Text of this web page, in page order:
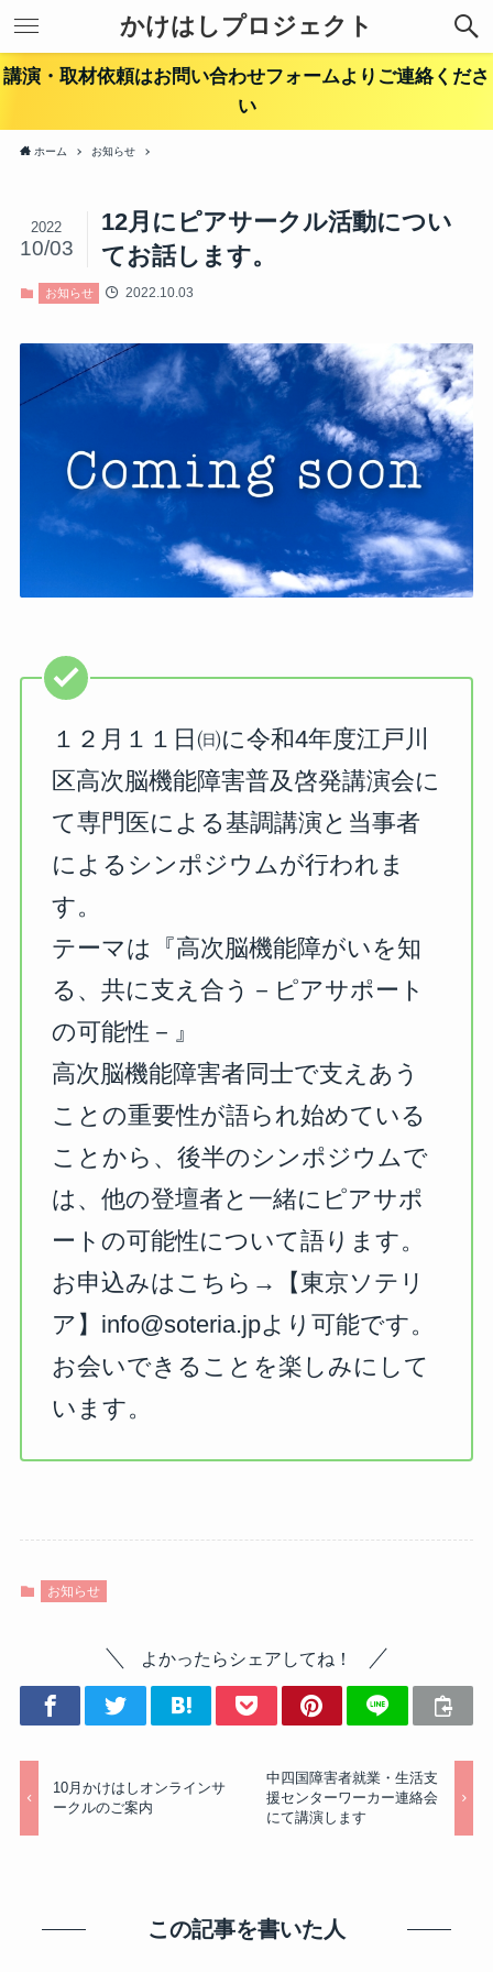
かけはしプロジェクト
講演・取材依頼はお問い合わせフォームよりご連絡くださ
い
ホーム お知らせ
12月にピアサークル活動につい
てお話します。
2022
10/03
お知らせ 2022.10.03
１２月１１日㈰に令和4年度江戸川
区高次脳機能障害普及啓発講演会に
て専門医による基調講演と当事者
によるシンポジウムが行われま
す。
テーマは『高次脳機能障がいを知
る、共に支え合う－ピアサポート
の可能性－』
高次脳機能障害者同士で支えあう
ことの重要性が語られ始めている
ことから、後半のシンポジウムで
は、他の登壇者と一緒にピアサポ
ートの可能性について語ります。
お申込みはこちら→【東京ソテリ
ア】 info@soteria.jpより可能です。
お会いできることを楽しみにして
います。
お知らせ
よかったらシェアしてね！
10月かけはしオンラインサ
ークルのご案内
中四国障害者就業・生活支
援センターワーカー連絡会
にて講演します
この記事を書いた人